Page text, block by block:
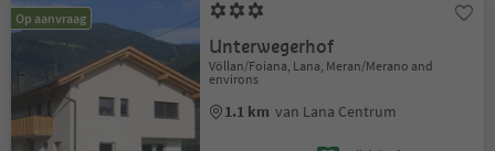
Op aanvraag
Unterwegerhof
Völlan/Foiana, Lana, Meran/Merano and
environs
1.1 km van Lana Centrum